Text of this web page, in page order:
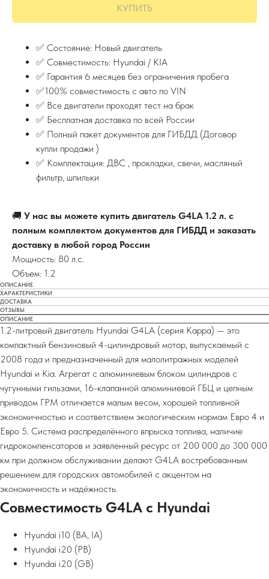
КУПИТЬ
✅ Состояние: Новый двигатель
✅ Совместимость: Hyundai / KIA
✅ Гарантия 6 месяцев без ограничения пробега
✅100% совместимость с авто по VIN
✅ Все двигатели проходят тест на брак
✅ Бесплатная доставка по всей России
✅ Полный пакет документов для ГИБДД (Договор
купли продажи )
✅ Комплектация: ДВС , прокладки, свечи, масляный
фильтр, шпильки
🚚 У нас вы можете купить двигатель G4LA 1.2 л. с
полным комплектом документов для ГИБДД и заказать
доставку в любой город России
Мощность: 80 л.с.
Объем: 1.2
ОПИСАНИЕ
ХАРАКТЕРИСТИКИ
ДОСТАВКА
ОТЗЫВЫ
ОПИСАНИЕ
1.2-литровый двигатель Hyundai G4LA (серия Kappa) — это
компактный бензиновый 4-цилиндровый мотор, выпускаемый с
2008 года и предназначенный для малолитражных моделей
Hyundai и Kia. Агрегат с алюминиевым блоком цилиндров с
чугунными гильзами, 16-клапанной алюминиевой ГБЦ и цепным
приводом ГРМ отличается малым весом, хорошей топливной
экономичностью и соответствием экологическим нормам Евро 4 и
Евро 5. Система распределённого впрыска топлива, наличие
гидрокомпенсаторов и заявленный ресурс от 200 000 до 300 000
км при должном обслуживании делают G4LA востребованным
решением для городских автомобилей с акцентом на
экономичность и надёжность.
Совместимость G4LA с Hyundai
Hyundai i10 (BA, IA)​
Hyundai i20 (PB)​
Hyundai i20 (GB)​